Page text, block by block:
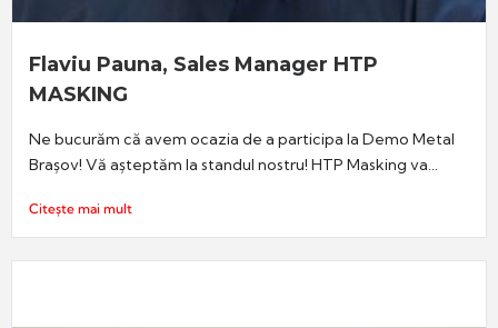
Flaviu Pauna, Sales Manager HTP
MASKING
Ne bucurăm că avem ocazia de a participa la Demo Metal
Brașov! Vă așteptăm la standul nostru! HTP Masking va...
Citește mai mult